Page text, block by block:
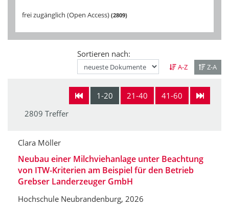
frei zugänglich (Open Access) 2809
Sortieren nach:
A-Z Z-A
1-20 21-40
41-60
2809 Treffer
Clara Möller
Neubau einer Milchviehanlage unter Beachtung
von ITW-Kriterien am Beispiel für den Betrieb
Grebser Landerzeuger GmbH
Hochschule Neubrandenburg, 2026